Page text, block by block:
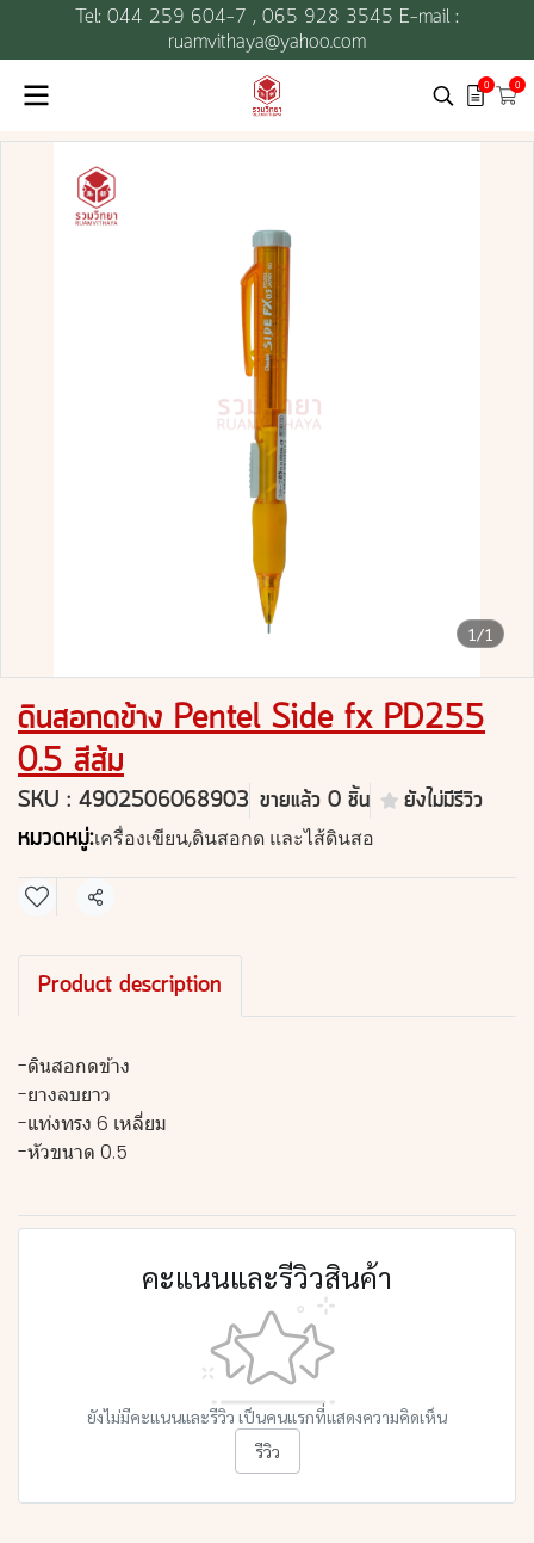
Tel: 044 259 604-7 , 065 928 3545 E-mail :
ruamvithaya@yahoo.com
0 0
1/1
ดินสอกดข้าง Pentel Side fx PD255
0.5 สีส้ม
SKU : 4902506068903 ขายแล้ว 0 ชิ้น ยังไม่มีรีวิว
หมวดหมู่:เครื่องเขียน,ดินสอกด และไส้ดินสอ
แชร์
Product description
-ดินสอกดข้าง
-ยางลบยาว
-แท่งทรง 6 เหลี่ยม
-หัวขนาด 0.5
คะแนนและรีวิวสินค้า
ยังไม่มีคะแนนและรีวิว เป็นคนแรกที่แสดงความคิดเห็น
รีวิว